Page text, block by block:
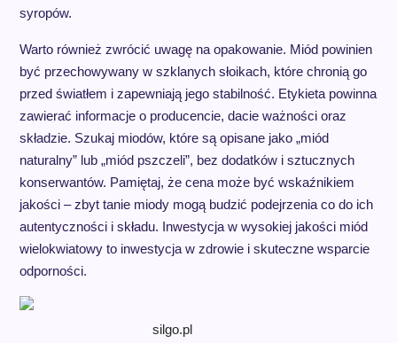
syropów.
Warto również zwrócić uwagę na opakowanie. Miód powinien
być przechowywany w szklanych słoikach, które chronią go
przed światłem i zapewniają jego stabilność. Etykieta powinna
zawierać informacje o producencie, dacie ważności oraz
składzie. Szukaj miodów, które są opisane jako „miód
naturalny” lub „miód pszczeli”, bez dodatków i sztucznych
konserwantów. Pamiętaj, że cena może być wskaźnikiem
jakości – zbyt tanie miody mogą budzić podejrzenia co do ich
autentyczności i składu. Inwestycja w wysokiej jakości miód
wielokwiatowy to inwestycja w zdrowie i skuteczne wsparcie
odporności.
silgo.pl